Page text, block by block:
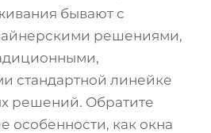
бывают с
решениями,
стандартной линейке
решений. Обратите
особенности, как окна